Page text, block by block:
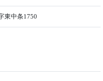
東中条1750